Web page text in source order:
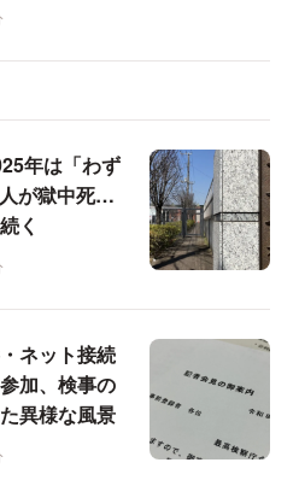
年は「わず
が獄中死…
く
ネット接続
加、検事の
異様な風景